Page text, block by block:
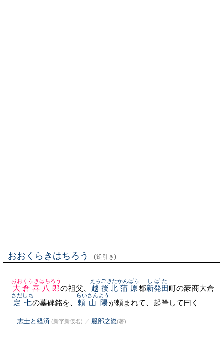
おおくらきはちろう (逆引き)
大倉喜八郎
おおくらきはちろう
の祖父、 越後北蒲原
えちごきたかんばら
郡新発田
しばた
町の豪商大倉
定七
さだしち
の墓碑銘を、 頼山陽
らいさんよう
が頼まれて、起筆して曰く
志士と経済 (新字新仮名) ／ 服部之総(著)